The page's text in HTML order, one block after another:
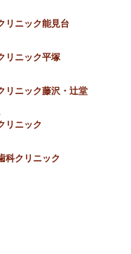
リニック能見台
リニック平塚
リニック藤沢・辻堂
リニック
科クリニック